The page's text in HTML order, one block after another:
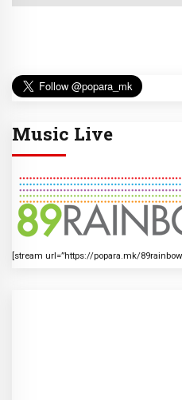
Music Live
[stream url=”https://popara.mk/